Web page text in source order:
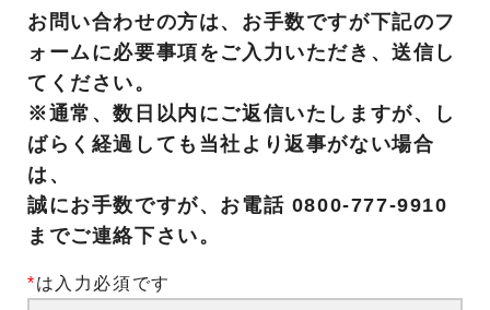
お問い合わせの方は、お手数ですが下記のフ
ォームに必要事項をご入力いただき、送信し
てください。
※通常、数日以内にご返信いたしますが、し
ばらく経過しても当社より返事がない場合
は、
誠にお手数ですが、お電話 0800-777-9910
までご連絡下さい。
*は入力必須です